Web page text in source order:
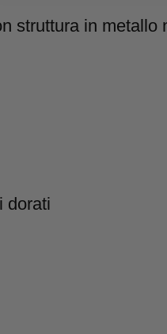
struttura in metallo
dorati